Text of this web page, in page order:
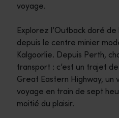
voyage.
Explorez l’Outback doré
depuis le centre minier
Kalgoorlie. Depuis Perth,
transport : c’est un trajet
Great Eastern Highway, un
voyage en train de sept
moitié du plaisir.